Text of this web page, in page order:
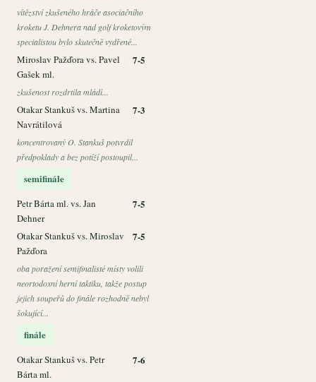
vítězství zkušeného hráče asociačního
kroketu J. Dehnera nad golf kroketovým
specialistou bylo skutečně vydřené...
Miroslav Pažďora vs. Pavel
Gašek ml.
7-5
zkušenost rozdrtila mládí...
Otakar Stankuš vs. Martina
Navrátilová
7-3
koncentrovaný O. Stankuš potvrdil
předpoklady a bez potíží postoupil...
semifinále
Petr Bárta ml. vs. Jan
Dehner
7-5
Otakar Stankuš vs. Miroslav
Pažďora
7-5
oba poražení semifinalisté místy volili
neortodoxní herní taktiku, takže postup
jejich soupeřů do finále rozhodně nebyl
šokující...
finále
Otakar Stankuš vs. Petr
Bárta ml.
7-6